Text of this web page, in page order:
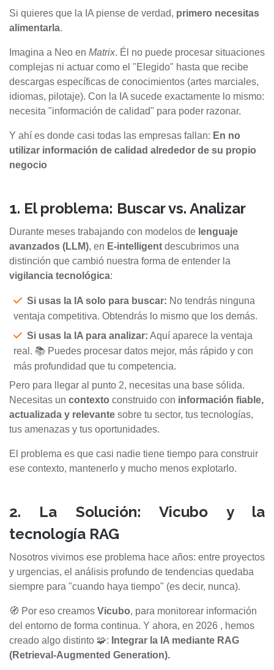
Si quieres que la IA piense de verdad, primero necesitas
alimentarla.
Imagina a Neo en Matrix. Él no puede procesar situaciones
complejas ni actuar como el "Elegido" hasta que recibe
descargas específicas de conocimientos (artes marciales,
idiomas, pilotaje). Con la IA sucede exactamente lo mismo:
necesita "información de calidad" para poder razonar.
Y ahí es donde casi todas las empresas fallan: En no
utilizar información de calidad alrededor de su propio
negocio
1. El problema: Buscar vs. Analizar
Durante meses trabajando con modelos de lenguaje
avanzados (LLM), en E-intelligent descubrimos una
distinción que cambió nuestra forma de entender la
vigilancia tecnológica:
Si usas la IA solo para buscar: No tendrás ninguna
ventaja competitiva. Obtendrás lo mismo que los demás.
Si usas la IA para analizar: Aquí aparece la ventaja
real. 📚 Puedes procesar datos mejor, más rápido y con
más profundidad que tu competencia.
Pero para llegar al punto 2, necesitas una base sólida.
Necesitas un contexto construido con información fiable,
actualizada y relevante sobre tu sector, tus tecnologías,
tus amenazas y tus oportunidades.
El problema es que casi nadie tiene tiempo para construir
ese contexto, mantenerlo y mucho menos explotarlo.
2. La Solución: Vicubo y la
tecnología RAG
Nosotros vivimos ese problema hace años: entre proyectos
y urgencias, el análisis profundo de tendencias quedaba
siempre para "cuando haya tiempo" (es decir, nunca).
🧭 Por eso creamos Vicubo, para monitorear información
del entorno de forma continua. Y ahora, en 2026 , hemos
creado algo distinto 🧩: Integrar la IA mediante RAG
(Retrieval‑Augmented Generation).